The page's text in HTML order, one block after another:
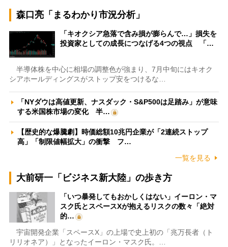
森口亮「まるわかり市況分析」
「キオクシア急落で含み損が膨らんで…」損失を
投資家としての成長につなげる4つの視点 「…
半導体株を中心に相場の調整色が強まり、7月中旬にはキオク
シアホールディングスがストップ安をつけるな…
「NYダウは高値更新、ナスダック・S&P500は足踏み」が意味
する米国株市場の変化 半…
【歴史的な爆騰劇】時価総額10兆円企業が「2連続ストップ
高」「制限値幅拡大」の衝撃 フ…
一覧を見る
大前研一「ビジネス新大陸」の歩き方
「いつ暴発してもおかしくはない」イーロン・マ
スク氏とスペースXが抱えるリスクの数々「絶対
的…
宇宙開発企業「スペースX」の上場で史上初の「兆万長者（ト
リリオネア）」となったイーロン・マスク氏。…